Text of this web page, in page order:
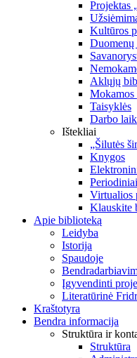
Projektas
Kultūros
Duomenų
Aklųjų
Mokamos
Taisyklės
Darbo
Ištekliai
„Šilutės
Knygos
Virtualios
Klauskite
Apie biblioteką
Leidyba
Istorija
Spaudoje
Įgyvendinti
Literatūrinė
Kraštotyra
Bendra informacija
Struktūra ir
Struktūra